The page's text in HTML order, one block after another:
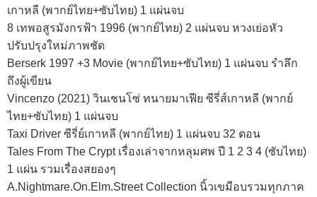
เกาหลี (พากย์ไทย+ซับไทย) 1 แผ่นจบ
8 เทพอสูรมังกรฟ้า 1996 (พากย์ไทย) 2 แผ่นจบ หวงเย่อหัว
ปรับปรุงใหม่ภาพชัด
Berserk 1997 +3 Movie (พากย์ไทย+ซับไทย) 1 แผ่นจบ รำลึก
ถึงผู้เขียน
Vincenzo (2021) วินเชนโซ่ ทนายมาเฟีย ซีรี่ส์เกาหลี (พากย์
ไทย+ซับไทย) 1 แผ่นจบ
Taxi Driver ซีรี่ย์เกาหลี (พากย์ไทย) 1 แผ่นจบ 32 ตอน
Tales From The Crypt เรื่องเล่าจากหลุมศพ ปี 1 2 3 4 (ซับไทย)
1 แผ่น รวมเรื่องสยองๆ
A.Nightmare.On.Elm.Street Collection นิ้วเขมือบรวมทุกภาค